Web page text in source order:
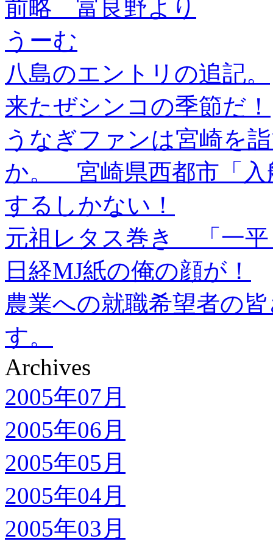
前略 富良野より
うーむ
八島のエントリの追記。
来たぜシンコの季節だ！
うなぎファンは宮崎を
か。 宮崎県西都市「入
するしかない！
元祖レタス巻き 「一平
日経MJ紙の俺の顔が！
農業への就職希望者の
す。
Archives
2005年07月
2005年06月
2005年05月
2005年04月
2005年03月